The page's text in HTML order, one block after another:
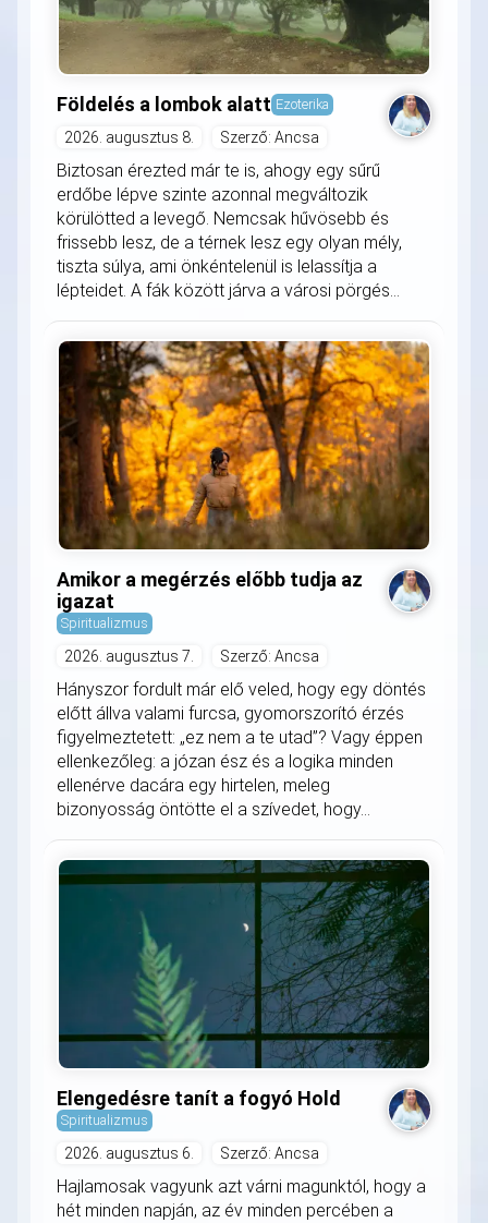
Földelés a lombok alatt Ezoterika
2026. augusztus 8. Szerző: Ancsa
Biztosan érezted már te is, ahogy egy sűrű
erdőbe lépve szinte azonnal megváltozik
körülötted a levegő. Nemcsak hűvösebb és
frissebb lesz, de a térnek lesz egy olyan mély,
tiszta súlya, ami önkéntelenül is lelassítja a
lépteidet. A fák között járva a városi pörgés...
Amikor a megérzés előbb tudja az
igazat
Spiritualizmus
2026. augusztus 7. Szerző: Ancsa
Hányszor fordult már elő veled, hogy egy döntés
előtt állva valami furcsa, gyomorszorító érzés
figyelmeztetett: „ez nem a te utad”? Vagy éppen
ellenkezőleg: a józan ész és a logika minden
ellenérve dacára egy hirtelen, meleg
bizonyosság öntötte el a szívedet, hogy...
Elengedésre tanít a fogyó Hold
Spiritualizmus
2026. augusztus 6. Szerző: Ancsa
Hajlamosak vagyunk azt várni magunktól, hogy a
hét minden napján, az év minden percében a